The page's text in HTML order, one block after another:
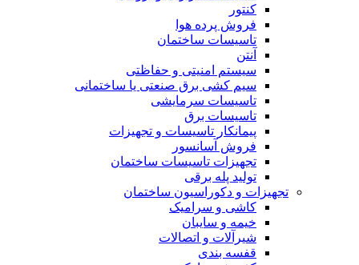
کنتور
فروش پرده هوا
تاسیسات ساختمان
آنتن
سیستم امنیتی و حفاظتی
سیم کشی برق صنعتی یا ساختمانی
تاسیسات سرمایشی
تاسیسات برق
پیمانکار تاسیسات و تجهیزات
فروش آسانسور
تجهیزات تاسیسات ساختمان
تولید پله برقی
تجهیزات و دکوراسیون ساختمان
کاشی و سرامیک
خیمه و سایبان
شیرآلات و اتصالات
قفسه بندی